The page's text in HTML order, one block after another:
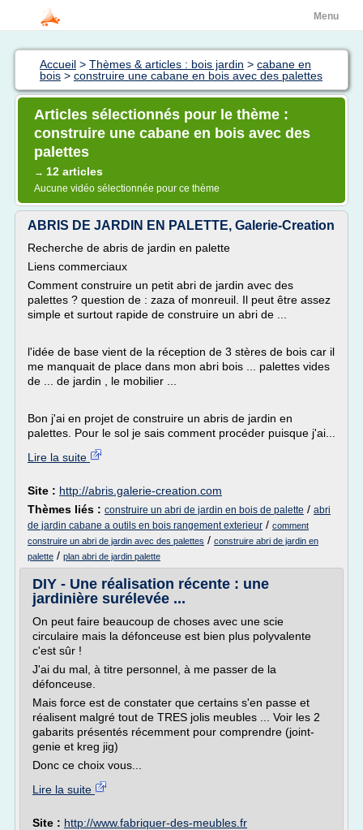
Menu
Accueil > Thèmes & articles : bois jardin > cabane en
bois > construire une cabane en bois avec des palettes
Articles sélectionnés pour le thème :
construire une cabane en bois avec des
palettes
→ 12 articles
Aucune vidéo sélectionnée pour ce thème
ABRIS DE JARDIN EN PALETTE, Galerie-Creation
Recherche de abris de jardin en palette
Liens commerciaux
Comment construire un petit abri de jardin avec des
palettes ? question de : zaza of monreuil. Il peut être assez
simple et surtout rapide de construire un abri de ...
l'idée de base vient de la réception de 3 stères de bois car il
me manquait de place dans mon abri bois ... palettes vides
de ... de jardin , le mobilier ...
Bon j'ai en projet de construire un abris de jardin en
palettes. Pour le sol je sais comment procéder puisque j'ai...
Lire la suite
Site : http://abris.galerie-creation.com
Thèmes liés : construire un abri de jardin en bois de palette / abri
de jardin cabane a outils en bois rangement exterieur / comment
construire un abri de jardin avec des palettes / construire abri de jardin en
palette / plan abri de jardin palette
DIY - Une réalisation récente : une
jardinière surélevée ...
On peut faire beaucoup de choses avec une scie
circulaire mais la défonceuse est bien plus polyvalente
c'est sûr !
J'ai du mal, à titre personnel, à me passer de la
défonceuse.
Mais force est de constater que certains s'en passe et
réalisent malgré tout de TRES jolis meubles ... Voir les 2
gabarits présentés récemment pour comprendre (joint-
genie et kreg jig)
Donc ce choix vous...
Lire la suite
Site : http://www.fabriquer-des-meubles.fr